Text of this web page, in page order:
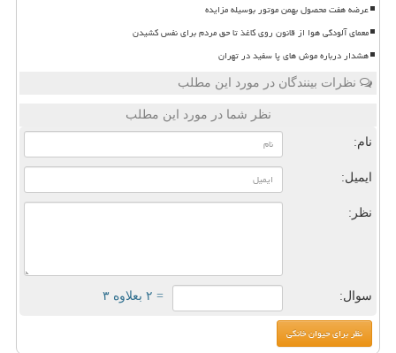
عرضه هفت محصول بهمن موتور بوسیله مزایده
معمای آلودگی هوا از قانون روی کاغذ تا حق مردم برای نفس کشیدن
هشدار درباره موش های پا سفید در تهران
نظرات بینندگان در مورد این مطلب
نظر شما در مورد این مطلب
نام:
ایمیل:
نظر:
سوال: = ۲ بعلاوه ۳